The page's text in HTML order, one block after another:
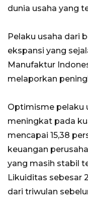
dunia usaha yang
Pelaku usaha dari
ekspansi yang
Manufaktur
melaporkan
Optimisme pelaku
meningkat pada
mencapai 15,38
keuangan
yang masih stabil
Likuiditas sebesar
dari triwulan